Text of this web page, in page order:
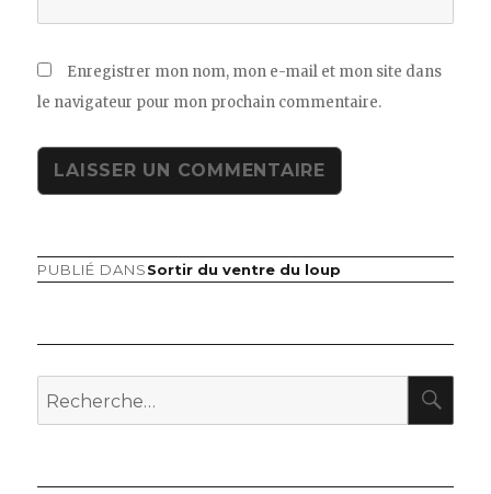
Enregistrer mon nom, mon e-mail et mon site dans
le navigateur pour mon prochain commentaire.
Navigation
l’article
PUBLIÉ DANSSortir du ventre du loup
Recherche
pour